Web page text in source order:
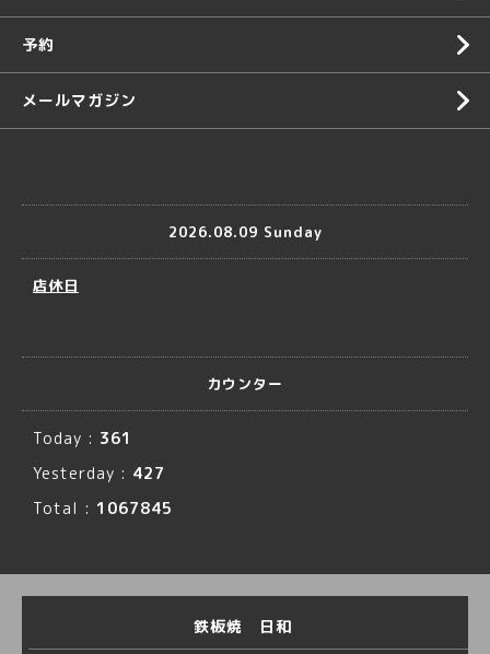
予約
メールマガジン
2026.08.09 Sunday
店休日
カウンター
Today : 361
Yesterday : 427
Total : 1067845
鉄板焼 日和